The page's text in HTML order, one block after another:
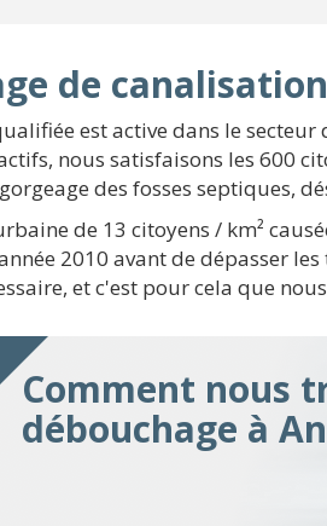
de
est active dans le
nous satisfaisons les 600
des fosses septiques,
de 13 citoyens / km²
2010 avant de dépasser
et c'est pour cela que
Comment nous
débouchage à